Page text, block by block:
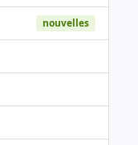
nouvelles